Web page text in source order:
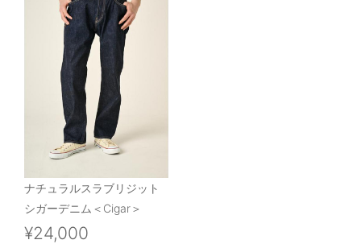
ナチュラルスラブリジット
シガーデニム＜Cigar＞
¥24,000